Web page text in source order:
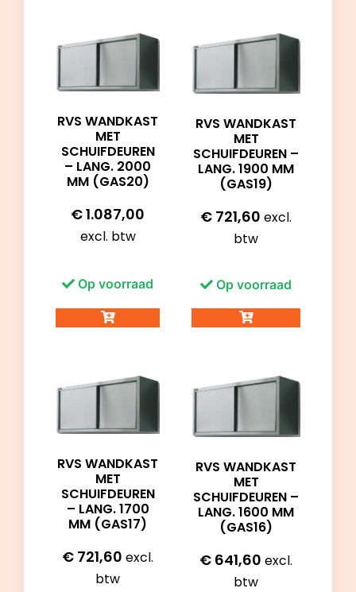
RVS WANDKAST
MET
SCHUIFDEUREN
– LANG. 2000
MM (GAS20)
€1.087,00
excl. btw
Op voorraad
RVS WANDKAST
MET
SCHUIFDEUREN –
LANG. 1900 MM
(GAS19)
€ 721,60 excl.
btw
Op voorraad
RVS WANDKAST
MET
SCHUIFDEUREN
– LANG. 1700
MM (GAS17)
€ 721,60 excl.
btw
RVS WANDKAST
MET
SCHUIFDEUREN –
LANG. 1600 MM
(GAS16)
€ 641,60 excl.
btw